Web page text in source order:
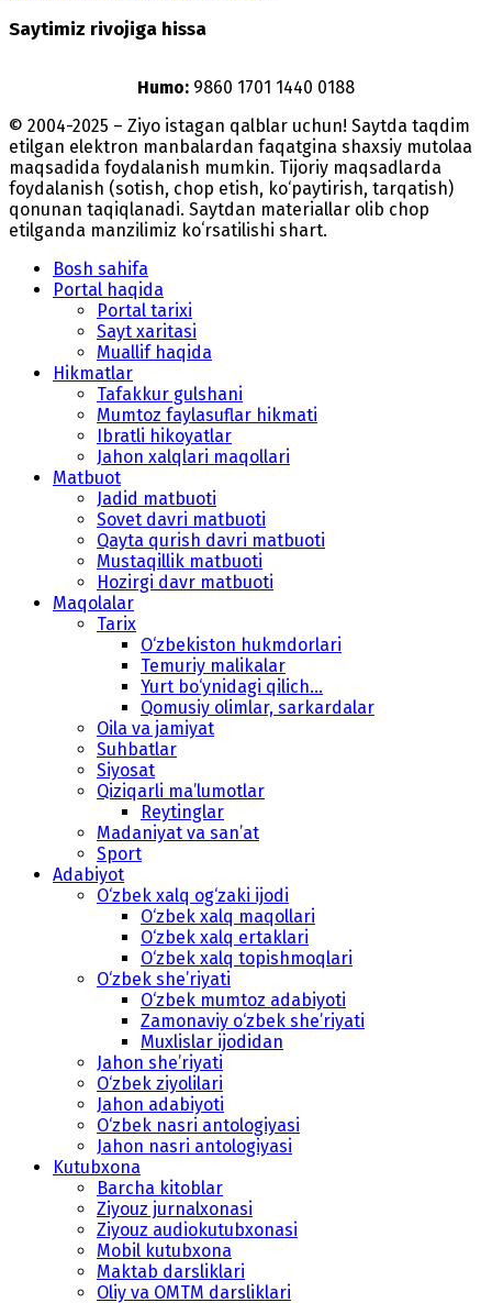
Saytimiz rivojiga hissa
Humo: 9860 1701 1440 0188
© 2004-2025 – Ziyo istagan qalblar uchun! Saytda taqdim
etilgan elektron manbalardan faqatgina shaxsiy mutolaa
maqsadida foydalanish mumkin. Tijoriy maqsadlarda
foydalanish (sotish, chop etish, ko‘paytirish, tarqatish)
qonunan taqiqlanadi. Saytdan materiallar olib chop
etilganda manzilimiz koʻrsatilishi shart.
Bosh sahifa
Portal haqida
Portal tarixi
Sayt xaritasi
Muallif haqida
Hikmatlar
Tafakkur gulshani
Mumtoz faylasuflar hikmati
Ibratli hikoyatlar
Jahon xalqlari maqollari
Matbuot
Jadid matbuoti
Sovet davri matbuoti
Qayta qurish davri matbuoti
Mustaqillik matbuoti
Hozirgi davr matbuoti
Maqolalar
Tarix
O‘zbekiston hukmdorlari
Temuriy malikalar
Yurt bo‘ynidagi qilich...
Qomusiy olimlar, sarkardalar
Oila va jamiyat
Suhbatlar
Siyosat
Qiziqarli ma’lumotlar
Reytinglar
Madaniyat va san’at
Sport
Adabiyot
O‘zbek xalq og‘zaki ijodi
O‘zbek xalq maqollari
O‘zbek xalq ertaklari
O‘zbek xalq topishmoqlari
O‘zbek she’riyati
O‘zbek mumtoz adabiyoti
Zamonaviy o‘zbek she’riyati
Muxlislar ijodidan
Jahon she’riyati
O‘zbek ziyolilari
Jahon adabiyoti
O‘zbek nasri antologiyasi
Jahon nasri antologiyasi
Kutubxona
Barcha kitoblar
Ziyouz jurnalxonasi
Ziyouz audiokutubxonasi
Mobil kutubxona
Maktab darsliklari
Oliy va OMTM darsliklari